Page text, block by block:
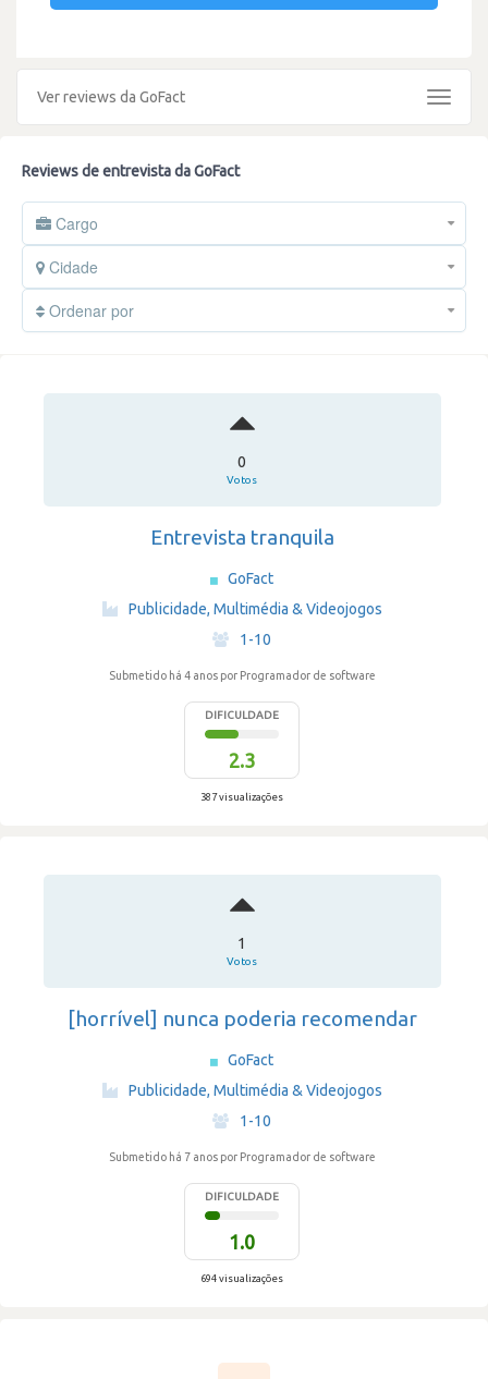
Ver reviews da GoFact
Toggle
Reviews de entrevista da GoFact
Cargo
Cidade
Ordenar por
0
Votos
Entrevista tranquila
GoFact
·
Publicidade, Multimédia & Videojogos
·
1-10
Submetido há 4 anos por Programador de software
DIFICULDADE
2.3
387 visualizações
1
Votos
[horrível] nunca poderia recomendar
GoFact
·
Publicidade, Multimédia & Videojogos
·
1-10
Submetido há 7 anos por Programador de software
DIFICULDADE
1.0
694 visualizações